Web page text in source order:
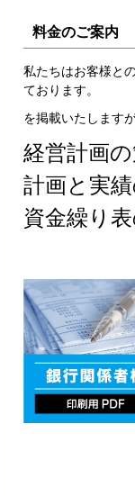
料金のご案内
私たちはお客様と
ております。
を掲載いたします
経営計
計画と
資金繰り